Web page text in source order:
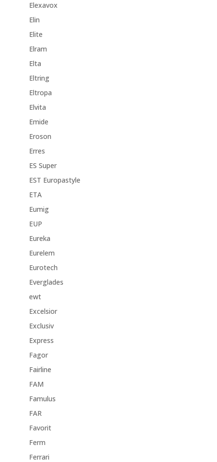
Elexavox
Elin
Elite
Elram
Elta
Eltring
Eltropa
Elvita
Emide
Eroson
Erres
ES Super
EST Europastyle
ETA
Eumig
EUP
Eureka
Eurelem
Eurotech
Everglades
ewt
Excelsior
Exclusiv
Express
Fagor
Fairline
FAM
Famulus
FAR
Favorit
Ferm
Ferrari